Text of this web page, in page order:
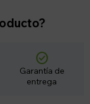
check_circle
Garantía de
entrega